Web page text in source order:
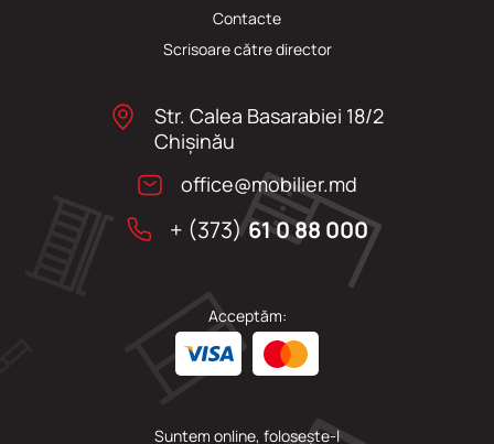
Сontacte
Scrisoare către director
Str. Calea Basarabiei 18/2
Chişinău
office@mobilier.md
+ (373)61 0 88 000
Acceptăm:
Suntem online, folosește-l